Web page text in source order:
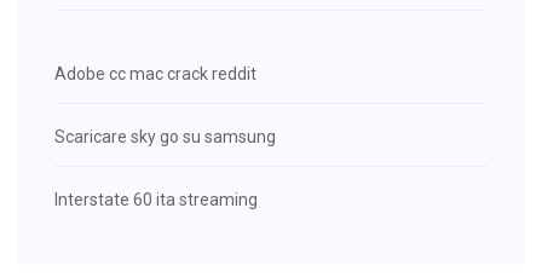
Adobe cc mac crack reddit
Scaricare sky go su samsung
Interstate 60 ita streaming